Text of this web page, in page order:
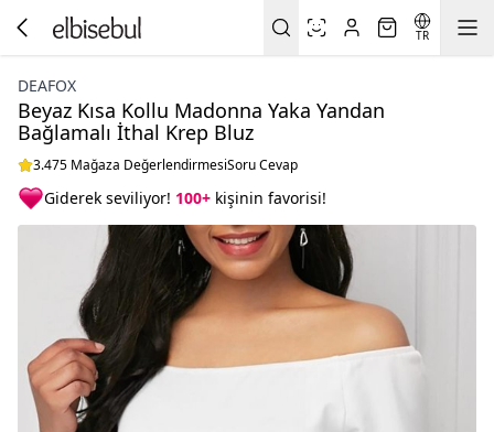
TR
DEAFOX
Beyaz Kısa Kollu Madonna Yaka Yandan
Bağlamalı İthal Krep Bluz
3.475 Mağaza DeğerlendirmesiSoru Cevap
Giderek seviliyor! 100+ kişinin favorisi!